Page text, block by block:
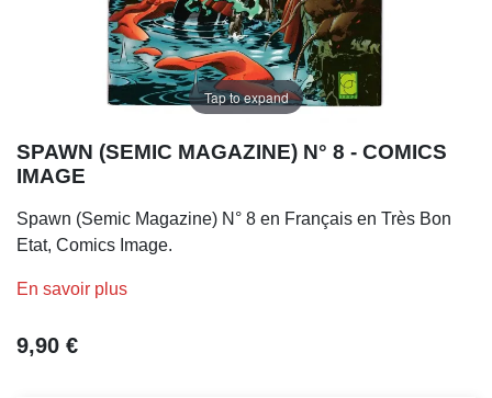
Tap to expand
SPAWN (SEMIC MAGAZINE) N° 8 - COMICS
IMAGE
Spawn (Semic Magazine) N° 8 en Français en Très Bon
Etat, Comics Image.
En savoir plus
9,90 €